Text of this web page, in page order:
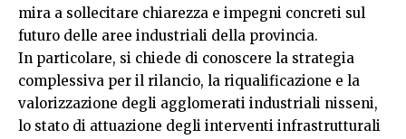
mira a sollecitare chiarezza e impegni concreti sul
futuro delle aree industriali della provincia.
In particolare, si chiede di conoscere la strategia
complessiva per il rilancio, la riqualificazione e la
valorizzazione degli agglomerati industriali nisseni,
lo stato di attuazione degli interventi infrastrutturali